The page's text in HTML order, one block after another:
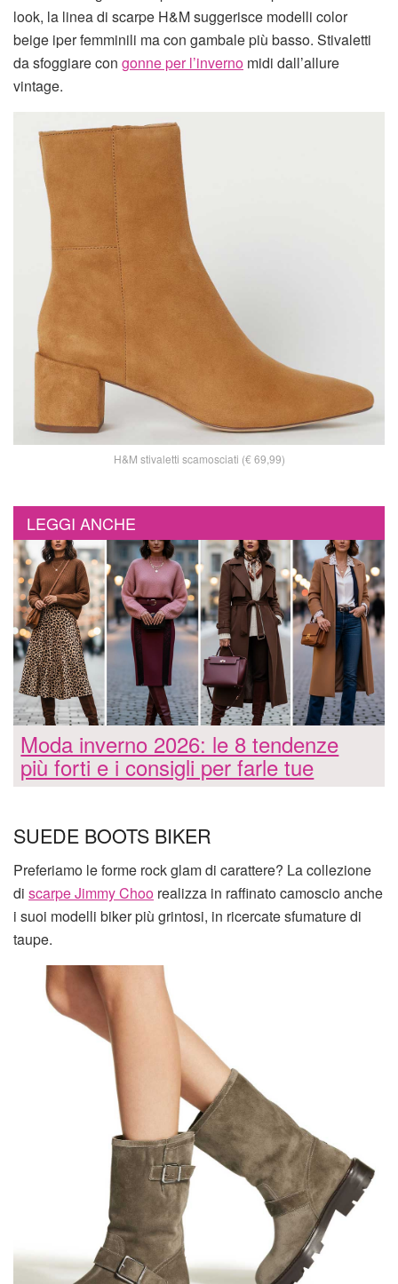
look, la linea di scarpe H&M suggerisce modelli color
beige iper femminili ma con gambale più basso. Stivaletti
da sfoggiare con gonne per l’inverno midi dall’allure
vintage.
H&M stivaletti scamosciati (€ 69,99)
LEGGI ANCHE
Moda inverno 2026: le 8 tendenze
più forti e i consigli per farle tue
SUEDE BOOTS BIKER
Preferiamo le forme rock glam di carattere? La collezione
di scarpe Jimmy Choo realizza in raffinato camoscio anche
i suoi modelli biker più grintosi, in ricercate sfumature di
taupe.